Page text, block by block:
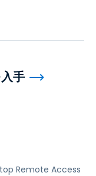
Remote Access
手